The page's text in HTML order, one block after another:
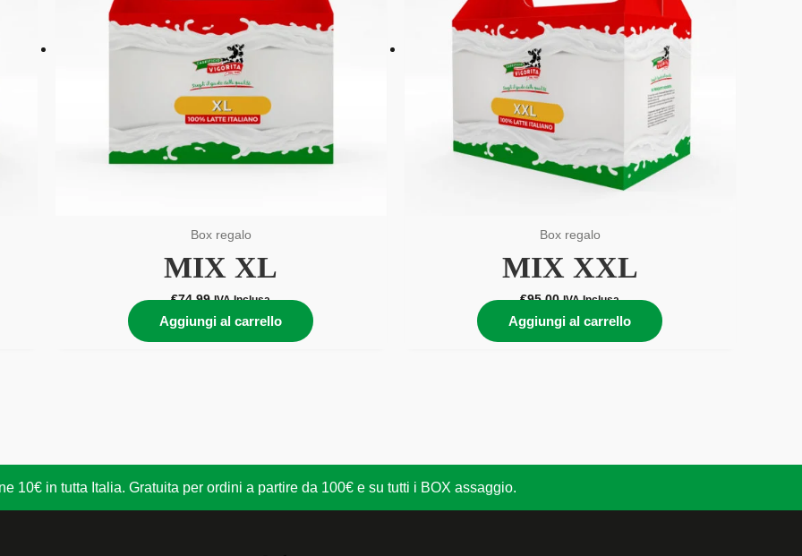
Box regalo
MIX XL
€74,99 IVA Inclusa
Aggiungi al carrello
Box regalo
MIX XXL
€95,00 IVA Inclusa
Aggiungi al carrello
10€ in tutta Italia. Gratuita per ordini a partire da 100€ e su tutti i BOX assaggio.